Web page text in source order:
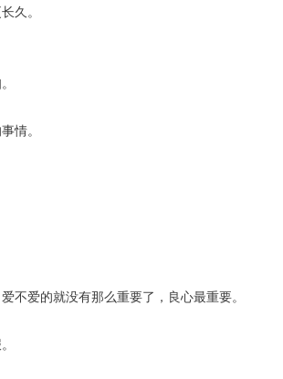
久。
情。
不爱的就没有那么重要了，良心最重要。